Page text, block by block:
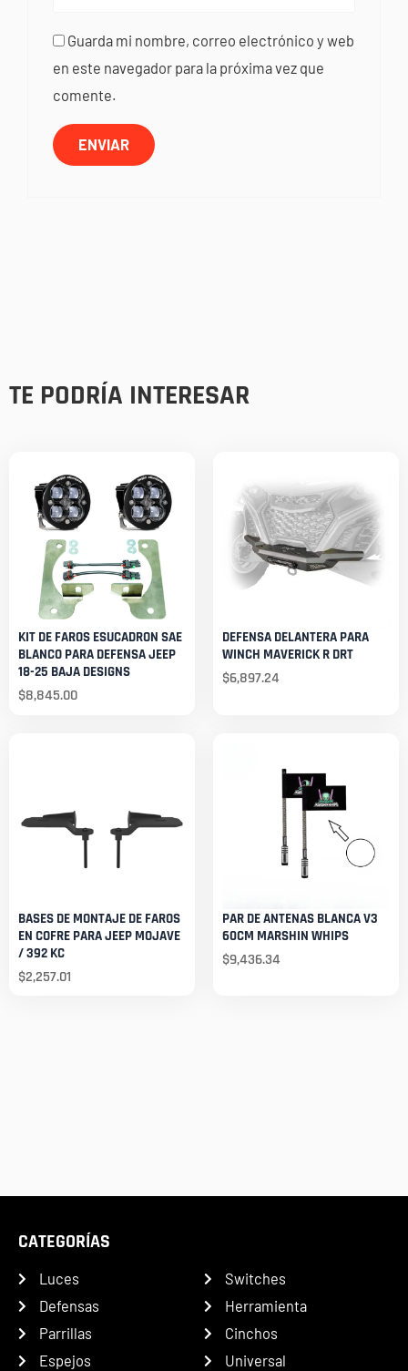
Guarda mi nombre, correo electrónico y web
en este navegador para la próxima vez que
comente.
TE PODRÍA INTERESAR
KIT DE FAROS ESUCADRON SAE
BLANCO PARA DEFENSA JEEP
18-25 BAJA DESIGNS
$8,845.00
DEFENSA DELANTERA PARA
WINCH MAVERICK R DRT
$6,897.24
BASES DE MONTAJE DE FAROS
EN COFRE PARA JEEP MOJAVE
/ 392 KC
$2,257.01
PAR DE ANTENAS BLANCA V3
60CM MARSHIN WHIPS
$9,436.34
CATEGORÍAS
Luces
Defensas
Parrillas
Espejos
Switches
Herramienta
Cinchos
Universal